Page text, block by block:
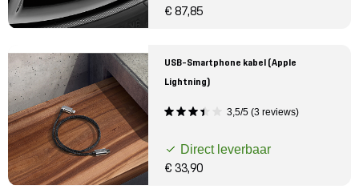
€ 87,85
USB-Smartphone kabel (Apple
Lightning)
3,5/5 (3 reviews)
Direct leverbaar
€ 33,90